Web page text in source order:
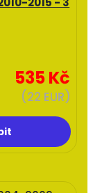
535 Kč
(22 EUR)